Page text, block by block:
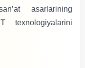
asarlarining
texnologiyalarini